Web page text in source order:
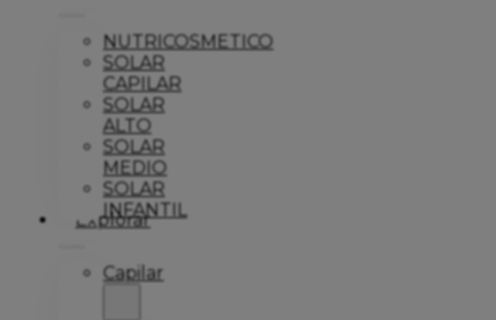
NUTRICOSMETICO
SOLAR
CAPILAR
SOLAR
ALTO
SOLAR
MEDIO
SOLAR
INFANTIL
Explorar
Capilar